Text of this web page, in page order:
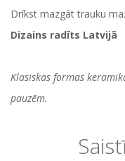
Drīkst mazgāt trauku
Dizains radīts Latvijā
Klasiskas formas
pauzēm.